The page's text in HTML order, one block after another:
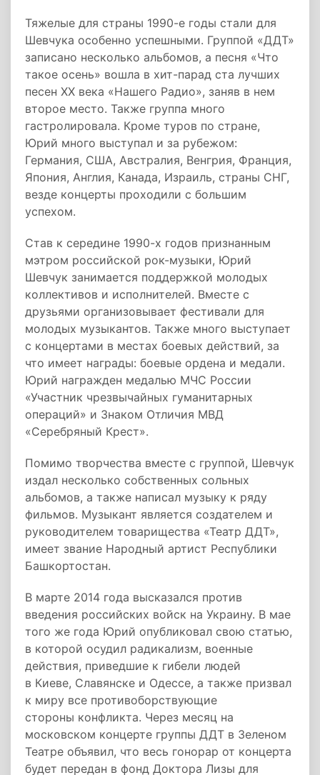
Тяжелые для страны 1990-е годы стали для
Шевчука особенно успешными. Группой «ДДТ»
записано несколько альбомов, а песня «Что
такое осень» вошла в хит-парад ста лучших
песен XX века «Нашего Радио», заняв в нем
второе место. Также группа много
гастролировала. Кроме туров по стране,
Юрий много выступал и за рубежом:
Германия, США, Австралия, Венгрия, Франция,
Япония, Англия, Канада, Израиль, страны СНГ,
везде концерты проходили с большим
успехом.
Став к середине 1990-х годов признанным
мэтром российской рок-музыки, Юрий
Шевчук занимается поддержкой молодых
коллективов и исполнителей. Вместе с
друзьями организовывает фестивали для
молодых музыкантов. Также много выступает
с концертами в местах боевых действий, за
что имеет награды: боевые ордена и медали.
Юрий награжден медалью МЧС России
«Участник чрезвычайных гуманитарных
операций» и Знаком Отличия МВД
«Серебряный Крест».
Помимо творчества вместе с группой, Шевчук
издал несколько собственных сольных
альбомов, а также написал музыку к ряду
фильмов. Музыкант является создателем и
руководителем товарищества «Театр ДДТ»,
имеет звание Народный артист Республики
Башкортостан.
В марте 2014 года высказался против
введения российских войск на Украину. В мае
того же года Юрий опубликовал свою статью,
в которой осудил радикализм, военные
действия, приведшие к гибели людей
в Киеве, Славянске и Одессе, а также призвал
к миру все противоборствующие
стороны конфликта. Через месяц на
московском концерте группы ДДТ в Зеленом
Театре объявил, что весь гонорар от концерта
будет передан в фонд Доктора Лизы для